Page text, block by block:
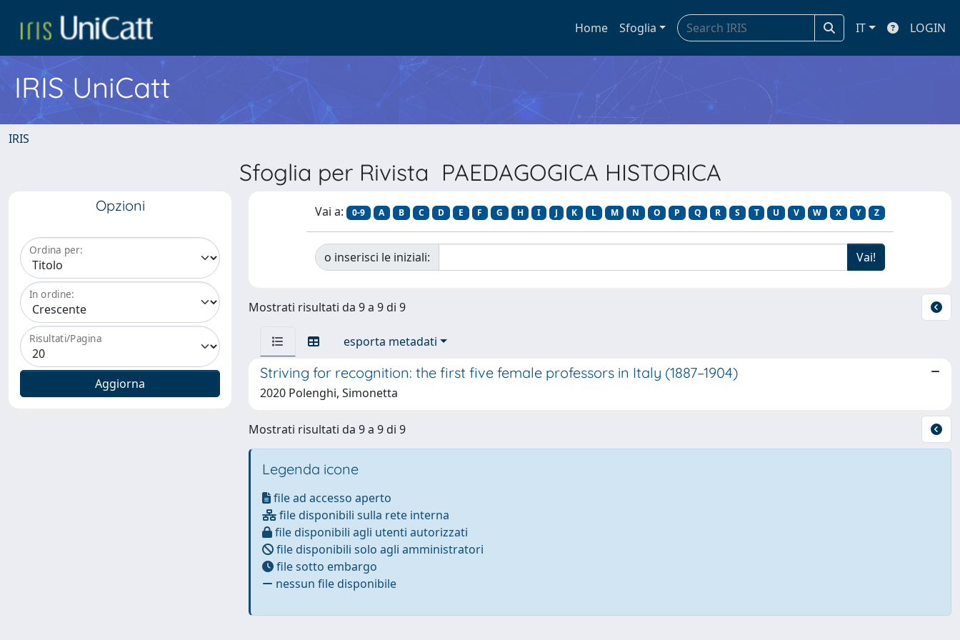
Home Sfoglia IT LOGIN
IRIS UniCatt
IRIS
Sfoglia per Rivista PAEDAGOGICA HISTORICA
Opzioni
Ordina per:
In ordine:
Risultati/Pagina
Vai a: 0-9 A B C D E F G H I J K L M N O P Q R S T U V W X Y Z
o inserisci le iniziali:
Mostrati risultati da 9 a 9 di 9
esporta metadati
Striving for recognition: the first five female professors in Italy (1887–1904)
2020 Polenghi, Simonetta
Mostrati risultati da 9 a 9 di 9
Legenda icone
file ad accesso aperto
file disponibili sulla rete interna
file disponibili agli utenti autorizzati
file disponibili solo agli amministratori
file sotto embargo
nessun file disponibile